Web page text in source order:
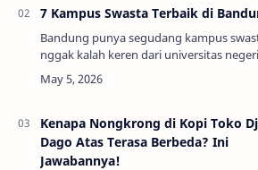
7 Kampus Swasta Terbaik di
Bandung punya segudang kampus
nggak kalah keren dari universitas
yang lagi nyari tempat kuliah dengan
santai tapi berkualitas, nih ada
Kenapa Nongkrong di Kopi Toko
Dago Atas Terasa Berbeda? Ini
Jawabannya!